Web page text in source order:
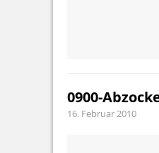
0900-
16. Februar 2010